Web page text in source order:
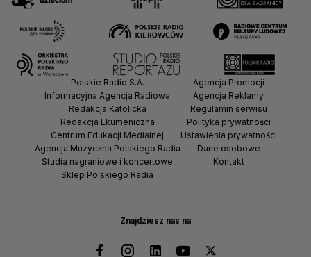
Znajdziesz nas na
Polskie Radio S.A.
Informacyjna Agencja Radiowa
Redakcja Katolicka
Redakcja Ekumeniczna
Centrum Edukacji Medialnej
Agencja Muzyczna Polskiego Radia
Studia nagraniowe i koncertowe
Sklep Polskiego Radia
Agencja Promocji
Agencja Reklamy
Regulamin serwisu
Polityka prywatności
Ustawienia prywatności
Dane osobowe
Kontakt